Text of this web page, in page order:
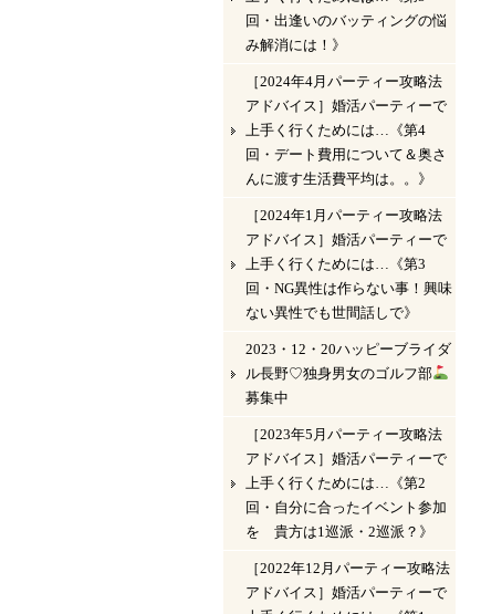
回・出逢いのバッティングの悩
み解消には！》
［2024年4月パーティー攻略法
アドバイス］婚活パーティーで
上手く行くためには…《第4
回・デート費用について＆奥さ
んに渡す生活費平均は。。》
［2024年1月パーティー攻略法
アドバイス］婚活パーティーで
上手く行くためには…《第3
回・NG異性は作らない事！興味
ない異性でも世間話しで》
2023・12・20ハッピーブライダ
ル長野♡独身男女のゴルフ部
募集中
［2023年5月パーティー攻略法
アドバイス］婚活パーティーで
上手く行くためには…《第2
回・自分に合ったイベント参加
を 貴方は1巡派・2巡派？》
［2022年12月パーティー攻略法
アドバイス］婚活パーティーで